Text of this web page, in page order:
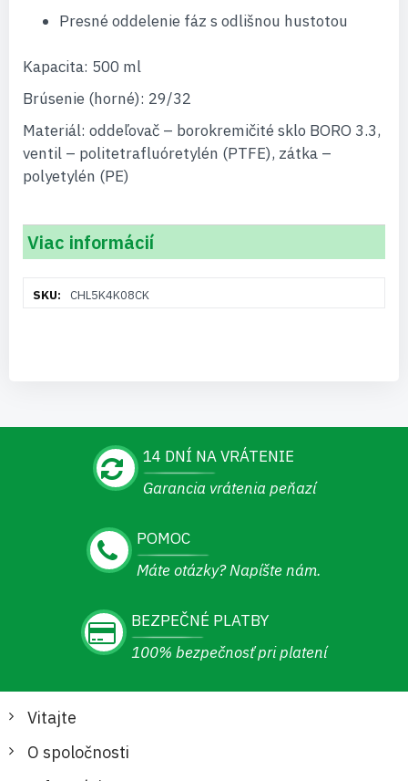
Presné oddelenie fáz s odlišnou hustotou
Kapacita: 500 ml
Brúsenie (horné): 29/32
Materiál: oddeľovač – borokremičité sklo BORO 3.3,
ventil – politetrafluóretylén (PTFE), zátka –
polyetylén (PE)
Viac informácií
informáciíCHL5K4K08CK
14 DNÍ NA VRÁTENIE
Garancia vrátenia peňazí
POMOC
Máte otázky? Napíšte nám.
BEZPEČNÉ PLATBY
100% bezpečnosť pri platení
Vitajte
O spoločnosti